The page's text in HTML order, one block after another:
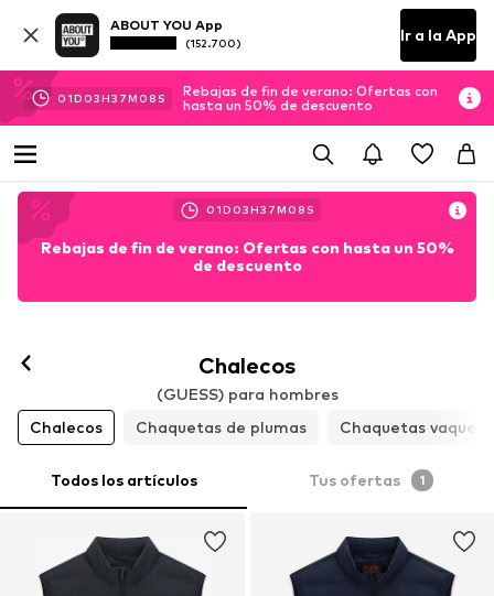
ABOUT YOU App
(152.700) Ir a la App
01D 03H37M 07 S
Rebajas de fin de verano: Ofertas con
hasta un 50% de descuento
01D 03H37M 07 S
Rebajas de fin de verano: Ofertas con hasta un 50%
de descuento
Chalecos
(GUESS) para hombres
Chalecos
Chaquetas de plumas Chaquetas
Todos los artículos Tus ofertas 1